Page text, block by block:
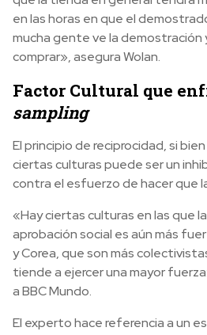
en las horas en que el
mucha gente ve la demostración
comprar», asegura Wolan.
Factor Cultural que
sampling
El principio de reciprocidad, si
ciertas culturas puede ser un
contra el esfuerzo de hacer que
«Hay ciertas culturas en las que
aprobación social es aún más
y Corea, que son más
tiende a ejercer una mayor
a BBC Mundo.
El experto hace referencia a un